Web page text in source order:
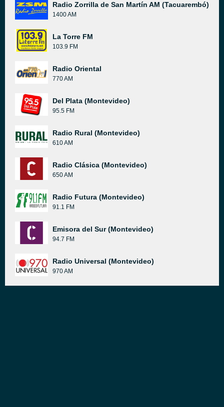
Radio Zorrilla de San Martín AM (Tacuarembó)
1400 AM
La Torre FM
103.9 FM
Radio Oriental
770 AM
Del Plata (Montevideo)
95.5 FM
Radio Rural (Montevideo)
610 AM
Radio Clásica (Montevideo)
650 AM
Radio Futura (Montevideo)
91.1 FM
Emisora del Sur (Montevideo)
94.7 FM
Radio Universal (Montevideo)
970 AM